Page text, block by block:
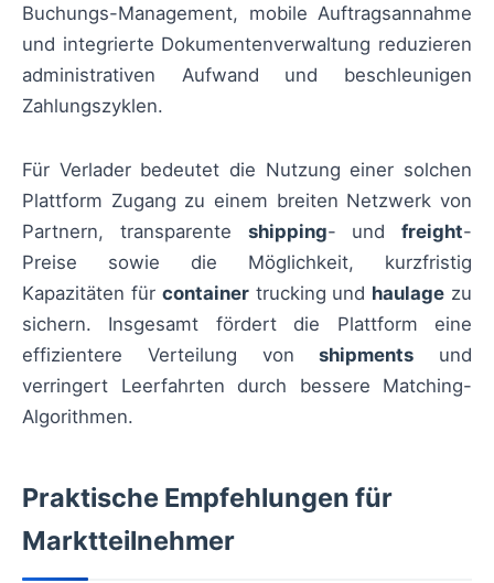
Buchungs-Management, mobile Auftragsannahme
und integrierte Dokumentenverwaltung reduzieren
administrativen Aufwand und beschleunigen
Zahlungszyklen.
Für Verlader bedeutet die Nutzung einer solchen
Plattform Zugang zu einem breiten Netzwerk von
Partnern, transparente shipping- und freight-
Preise sowie die Möglichkeit, kurzfristig
Kapazitäten für containertrucking und haulage zu
sichern. Insgesamt fördert die Plattform eine
effizientere Verteilung vonshipments und
verringert Leerfahrten durch bessere Matching-
Algorithmen.
Praktische Empfehlungen für
Marktteilnehmer